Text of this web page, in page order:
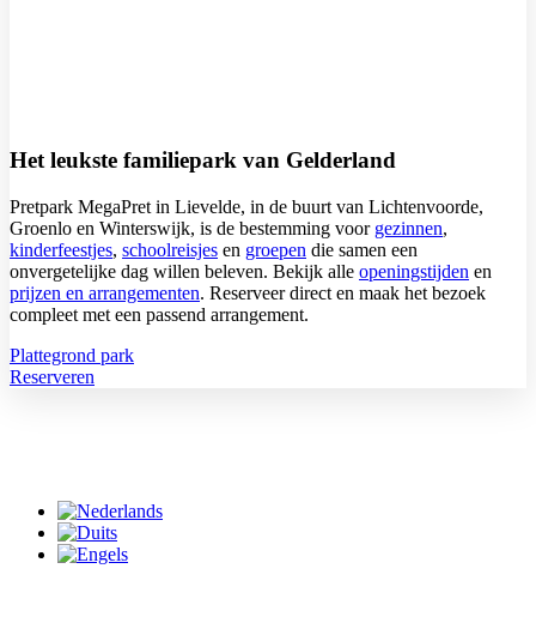
Het leukste familiepark van Gelderland
Pretpark MegaPret in Lievelde, in de buurt van Lichtenvoorde,
Groenlo en Winterswijk, is de bestemming voor gezinnen,
kinderfeestjes, schoolreisjes en groepen die samen een
onvergetelijke dag willen beleven. Bekijk alle openingstijden en
prijzen en arrangementen. Reserveer direct en maak het bezoek
compleet met een passend arrangement.
Plattegrond park
Reserveren